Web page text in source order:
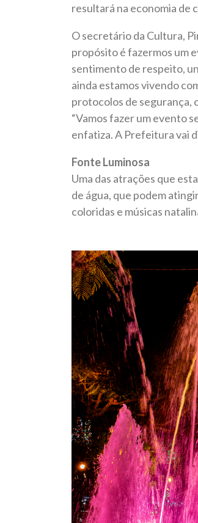
resultará na economia de
O secretário da Cultura,
propósito é fazermos um
sentimento de respeito,
ainda estamos vivendo
protocolos de segurança,
“Vamos fazer um evento
enfatiza. A Prefeitura vai
Fonte Luminosa
Uma das atrações que
de água, que podem
coloridas e músicas